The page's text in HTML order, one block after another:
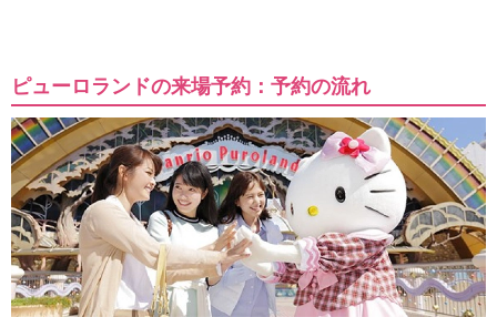
ピューロランドの来場予約：予約の流れ